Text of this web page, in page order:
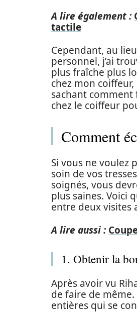
A lire également :
tactile
Cependant, au
personnel, j’ai
plus fraîche plus
chez mon
sachant comment
chez le coiffeur
Comment
Si vous ne voulez
soin de vos
soignés, vous
plus saines. Voici
entre deux visites
A lire aussi :
1. Obtenir la
Après avoir vu
de faire de
entières qui se